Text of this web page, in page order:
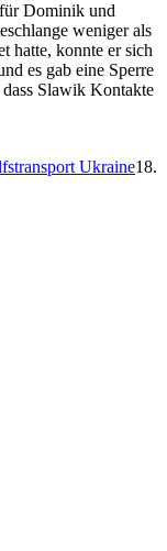
Dominik und
weniger als
hatte, konnte er sich
es gab eine Sperre
Slawik Kontakte
Ukraine18.